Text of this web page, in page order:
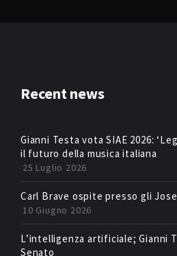
Recent news
Gianni Testa vota SIAE 2026:
il futuro della musica italiana
25 Luglio 2026
Carl Brave ospite presso gli
10 Giugno 2026
L’intelligenza artificiale; Gianni
Senato